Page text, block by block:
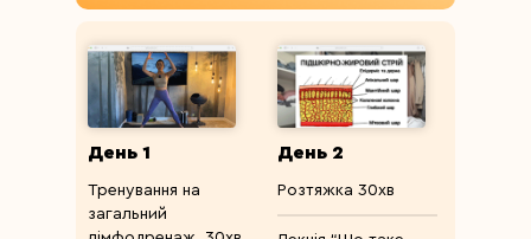
День 1 День 2
Тренування на
загальний
Розтяжка 30хв